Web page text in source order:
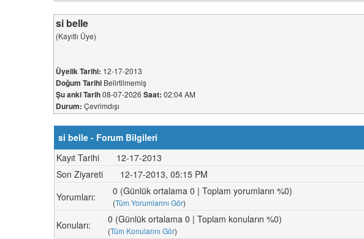
si belle
(Kayıtlı Üye)
Üyelik Tarihi: 12-17-2013
Doğum Tarihi Belirtilmemiş
Şu anki Tarih08-07-2026 Saat: 02:04 AM
Durum: Çevrimdışı
si belle - Forum Bilgileri
Kayıt Tarihi
12-17-2013
Son Ziyareti
12-17-2013, 05:15 PM
Yorumları:
0 (Günlük ortalama 0 | Toplam yorumların %0)
(Tüm Yorumlarını Gör)
Konuları: 0 (Günlük ortalama 0 | Toplam konuların %0)
(Tüm Konularını Gör)